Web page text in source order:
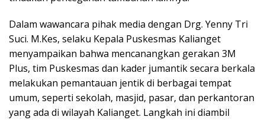
Dalam wawancara pihak media dengan Drg. Yenny Tri
Suci. M.Kes, selaku Kepala Puskesmas Kalianget
menyampaikan bahwa mencanangkan gerakan 3M
Plus, tim Puskesmas dan kader jumantik secara berkala
melakukan pemantauan jentik di berbagai tempat
umum, seperti sekolah, masjid, pasar, dan perkantoran
yang ada di wilayah Kalianget. Langkah ini diambil